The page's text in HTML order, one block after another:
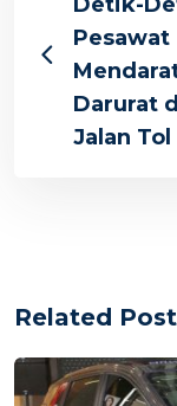
Pesawat
Darurat
Jalan Tol
Related